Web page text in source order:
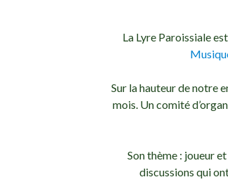
La Lyre Paroissiale
Sur la hauteur de notre
mois. Un comité
Son thème : joueur
discussions qui